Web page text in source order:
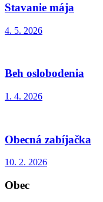
Stavanie mája
4. 5. 2026
Beh oslobodenia
1. 4. 2026
Obecná zabíjačka
10. 2. 2026
Obec